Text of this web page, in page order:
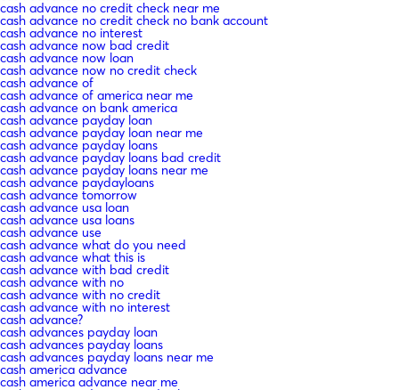
cash advance no credit check near me
cash advance no credit check no bank account
cash advance no interest
cash advance now bad credit
cash advance now loan
cash advance now no credit check
cash advance of
cash advance of america near me
cash advance on bank america
cash advance payday loan
cash advance payday loan near me
cash advance payday loans
cash advance payday loans bad credit
cash advance payday loans near me
cash advance paydayloans
cash advance tomorrow
cash advance usa loan
cash advance usa loans
cash advance use
cash advance what do you need
cash advance what this is
cash advance with bad credit
cash advance with no
cash advance with no credit
cash advance with no interest
cash advance?
cash advances payday loan
cash advances payday loans
cash advances payday loans near me
cash america advance
cash america advance near me